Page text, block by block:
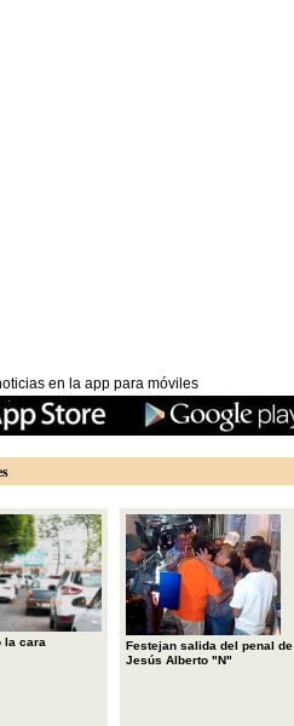
en la app para móviles
la cara
Festejan salida del penal de
Jesús Alberto "N"